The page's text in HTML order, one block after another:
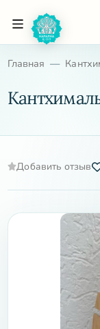
Главная
Добавить отзыв